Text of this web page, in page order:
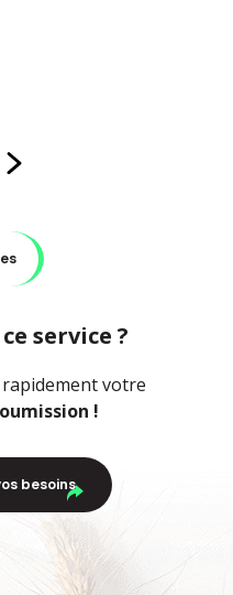
service ?
votre
!
besoins